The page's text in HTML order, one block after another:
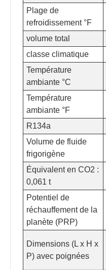
Plage de
refroidissement °F
volume total
classe climatique
Température
ambiante °C
Température
ambiante °F
R134a
Volume de fluide
frigorigène
Équivalent en CO2 :
0,061 t
Potentiel de
réchauffement de la
planète (PRP)
Dimensions (L x H x
P) avec poignées